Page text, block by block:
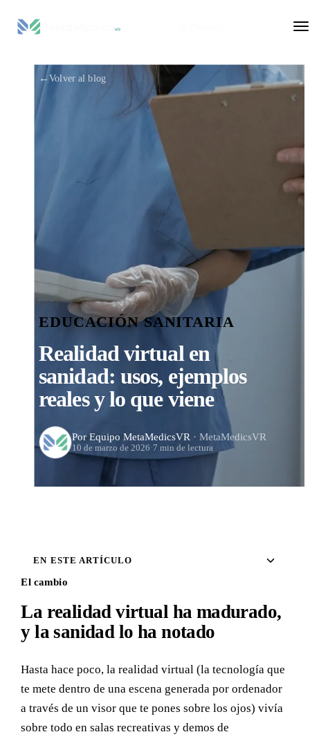
←Volver al blog
EDUCACIÓN SANITARIA
Realidad virtual en
sanidad: usos, ejemplos
reales y lo que viene
Por Equipo MetaMedicsVR · MetaMedicsVR
10 de marzo de 2026·7 min de lectura
EN ESTE ARTÍCULO
El cambio
La realidad virtual ha madurado,
y la sanidad lo ha notado
Hasta hace poco, la realidad virtual (la tecnología que
te mete dentro de una escena generada por ordenador
a través de un visor que te pones sobre los ojos) vivía
sobre todo en salas recreativas y demos de